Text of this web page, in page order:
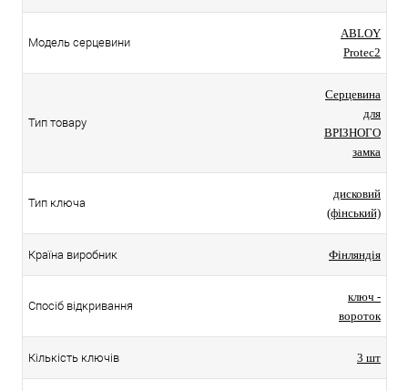
Модель серцевини
ABLOY
Protec2
Тип товару
Серцевина
для
ВРІЗНОГО
замка
Тип ключа
дисковий
(фінський)
Країна виробник Фінляндія
Спосіб відкривання
ключ -
вороток
Кількість ключів 3 шт